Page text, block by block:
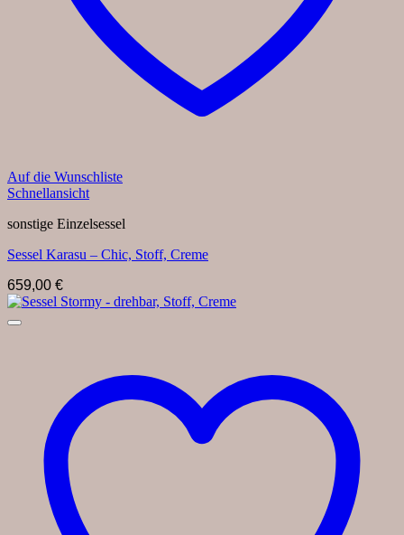
Auf die Wunschliste
Schnellansicht
sonstige Einzelsessel
Sessel Karasu – Chic, Stoff, Creme
659,00 €